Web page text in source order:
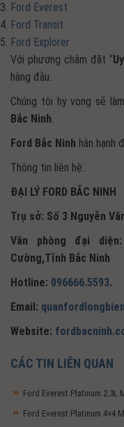
Ford Everest
Ford Transit
Ford Explorer
Với phương châm đặt “
hàng đầu.
Chúng tôi hy vọng sẽ
Bắc Ninh.
Ford Bắc Ninh hân hạnh
Thông tin liên hệ:
ĐẠI LÝ FORD BẮC NINH
Trụ sở: Số 3 Nguyễn
Văn phòng đại
Cường,Tỉnh Bắc Ninh
Hotline: 096666.5593.
Email:
Website:
CÁC TIN LIÊN QUAN
Ford Everest Platinum 2.3L
Ford Everest Platinum 4×4